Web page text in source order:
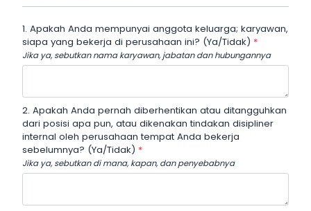
1. Apakah Anda mempunyai anggota keluarga; karyawan,
siapa yang bekerja di perusahaan ini? (Ya/Tidak) *
Jika ya, sebutkan nama karyawan, jabatan dan hubungannya
2. Apakah Anda pernah diberhentikan atau ditangguhkan
dari posisi apa pun, atau dikenakan tindakan disipliner
internal oleh perusahaan tempat Anda bekerja
sebelumnya? (Ya/Tidak) *
Jika ya, sebutkan di mana, kapan, dan penyebabnya